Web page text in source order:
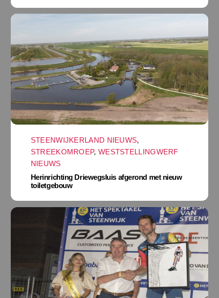
STEENWIJKERLAND NIEUWS,
STREEKOMROEP, WESTSTELLINGWERF
NIEUWS
Herinrichting Driewegsluis afgerond met nieuw
toiletgebouw